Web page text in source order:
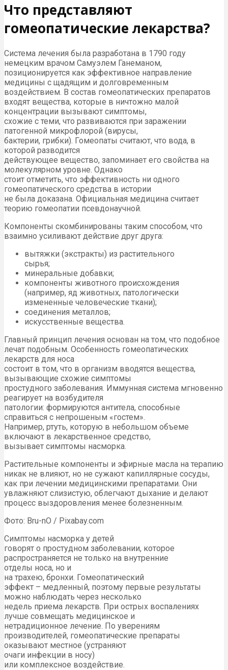
Что представляют
гомеопатические лекарства?
Система лечения была разработана в 1790 году
немецким врачом Самуэлем Ганеманом,
позиционируется как эффективное направление
медицины с щадящим и долговременным
воздействием. В состав гомеопатических препаратов
входят вещества, которые в ничтожно малой
концентрации вызывают симптомы,
схожие с теми, что развиваются при заражении
патогенной микрофлорой (вирусы,
бактерии, грибки). Гомеопаты считают, что вода, в
которой разводится
действующее вещество, запоминает его свойства на
молекулярном уровне. Однако
стоит отметить, что эффективность ни одного
гомеопатического средства в истории
не была доказана. Официальная медицина считает
теорию гомеопатии псевдонаучной.
Компоненты скомбинированы таким способом, что
взаимно усиливают действие друг друга:
вытяжки (экстракты) из растительного
сырья;
минеральные добавки;
компоненты животного происхождения
(например, яд животных, патологически
измененные человеческие ткани);
соединения металлов;
искусственные вещества.
Главный принцип лечения основан на том, что подобное
лечат подобным. Особенность гомеопатических
лекарств для носа
состоит в том, что в организм вводятся вещества,
вызывающие схожие симптомы
простудного заболевания. Иммунная система мгновенно
реагирует на возбудителя
патологии: формируются антитела, способные
справиться с непрошеным «гостем».
Например, ртуть, которую в небольшом объеме
включают в лекарственное средство,
вызывает симптомы насморка.
Растительные компоненты и эфирные масла на терапию
никак не влияют, но не сужают капиллярные сосуды,
как при лечении медицинскими препаратами. Они
увлажняют слизистую, облегчают дыхание и делают
процесс выздоровления менее болезненным.
Фото: Bru-nO / Pixabay.com
Симптомы насморка у детей
говорят о простудном заболевании, которое
распространяется не только на внутренние
отделы носа, но и
на трахею, бронхи. Гомеопатический
эффект – медленный, поэтому первые результаты
можно наблюдать через несколько
недель приема лекарств. При острых воспалениях
лучше совмещать медицинское и
нетрадиционное лечение. По уверениям
производителей, гомеопатические препараты
оказывают местное (устраняют
очаги инфекции в носу)
или комплексное воздействие.